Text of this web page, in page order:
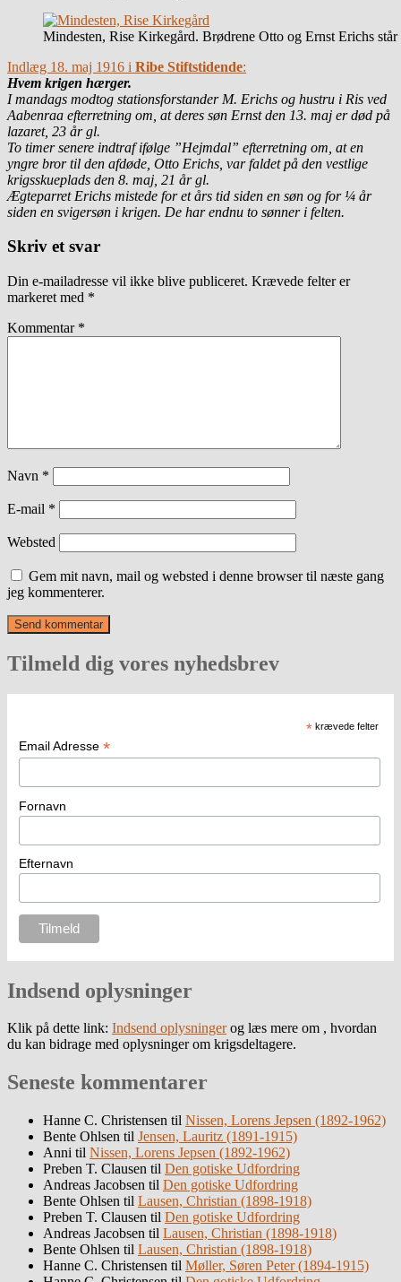
Mindesten, Rise Kirkegård. Brødrene Otto og Ernst Erichs
Indlæg 18. maj 1916 i Ribe Stiftstidende:
Hvem krigen hærger.
I mandags modtog stationsforstander M. Erichs og hustru i Ris ved
Aabenraa efterretning om, at deres søn Ernst den 13. maj er død på
lazaret, 23 år gl.
To timer senere indtraf ifølge ”Hejmdal” efterretning om, at en
yngre bror til den afdøde, Otto Erichs, var faldet på den vestlige
krigsskueplads den 8. maj, 21 år gl.
Ægteparret Erichs mistede for et års tid siden en søn og for ¼ år
siden en svigersøn i krigen. De har endnu to sønner i felten.
Skriv et svar
Din e-mailadresse vil ikke blive publiceret. Krævede felter er
markeret med *
Kommentar *
Navn *
E-mail *
Websted
Gem mit navn, mail og websted i denne browser til næste gang
jeg kommenterer.
Tilmeld dig vores nyhedsbrev
* krævede felter
Email Adresse *
Fornavn
Efternavn
Indsend oplysninger
Klik på dette link: Indsend oplysningerog læs mere om , hvordan
du kan bidrage med oplysninger om krigsdeltagere.
Seneste kommentarer
Hanne C. Christensen til Nissen, Lorens Jepsen (1892-1962)
Bente Ohlsen til Jensen, Lauritz (1891-1915)
Anni til Nissen, Lorens Jepsen (1892-1962)
Preben T. Clausen til Den gotiske Udfordring
Andreas Jacobsen til Den gotiske Udfordring
Bente Ohlsen til Lausen, Christian (1898-1918)
Preben T. Clausen til Den gotiske Udfordring
Andreas Jacobsen til Lausen, Christian (1898-1918)
Bente Ohlsen til Lausen, Christian (1898-1918)
Hanne C. Christensen til Møller, Søren Peter (1894-1915)